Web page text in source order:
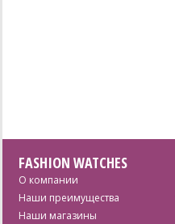
FASHION WATCHES
О компании
Наши преимущества
Наши магазины